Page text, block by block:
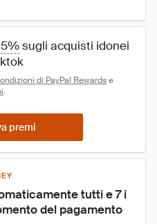
5% sugli acquisti idonei
di PayPal Rewards e
.
premi
tutti e 7 i
del pagamento